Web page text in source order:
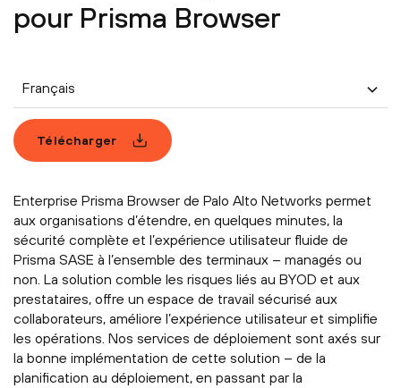
pour Prisma Browser
Français
Télécharger
Enterprise Prisma Browser de Palo Alto Networks permet
aux organisations d’étendre, en quelques minutes, la
sécurité complète et l’expérience utilisateur fluide de
Prisma SASE à l’ensemble des terminaux – managés ou
non. La solution comble les risques liés au BYOD et aux
prestataires, offre un espace de travail sécurisé aux
collaborateurs, améliore l’expérience utilisateur et simplifie
les opérations. Nos services de déploiement sont axés sur
la bonne implémentation de cette solution – de la
planification au déploiement, en passant par la